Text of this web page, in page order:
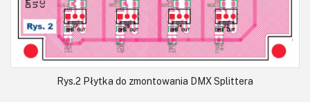
Rys.2 Płytka do zmontowania DMX Splittera